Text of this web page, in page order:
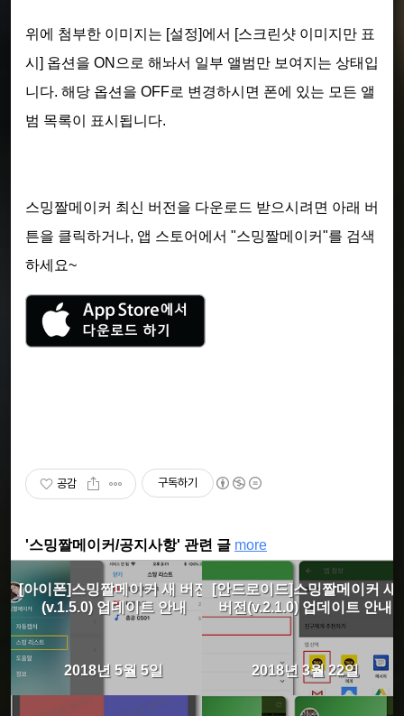
위에 첨부한 이미지는 [설정]에서 [스크린샷 이미지만 표
시] 옵션을 ON으로 해놔서 일부 앨범만 보여지는 상태입
니다. 해당 옵션을 OFF로 변경하시면 폰에 있는 모든 앨
범 목록이 표시됩니다.
스밍짤메이커 최신 버전을 다운로드 받으시려면 아래 버
튼을 클릭하거나, 앱 스토어에서 "스밍짤메이커"를 검색
하세요~
공감 구독하기
'스밍짤메이커/공지사항' 관련 글 more
[아이폰]스밍짤메이커 새 버전
(v.1.5.0) 업데이트 안내
2018년 5월 5일
[안드로이드]스밍짤메이커 새
버전(v.2.1.0) 업데이트 안내
2018년 3월 22일